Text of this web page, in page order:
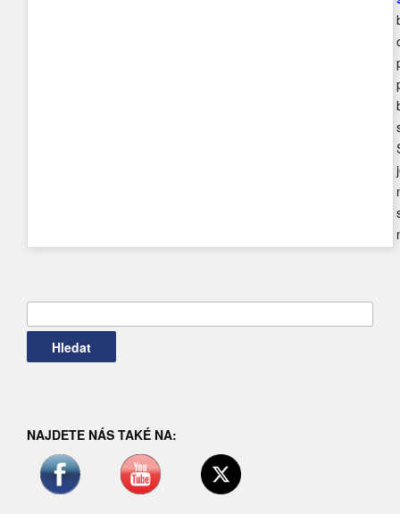
NAJDETE NÁS TAKÉ NA: